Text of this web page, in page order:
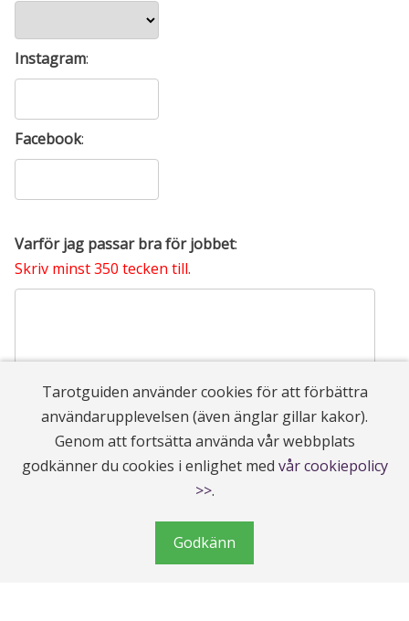
Instagram:
Facebook:
Varför jag passar bra för jobbet:
Skriv minst 350 tecken till.
Tarotguiden använder cookies för att förbättra
användarupplevelsen (även änglar gillar kakor).
Genom att fortsätta använda vår webbplats
godkänner du cookies i enlighet med vår cookiepolicy
>>.
Godkänn